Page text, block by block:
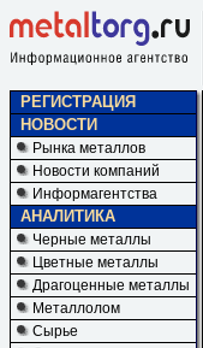
РЕГИСТРАЦИЯ
НОВОСТИ
Рынка металлов
Новости компаний
Информагентства
АНАЛИТИКА
Черные металлы
Цветные металлы
Драгоценные металлы
Металлолом
Сырье